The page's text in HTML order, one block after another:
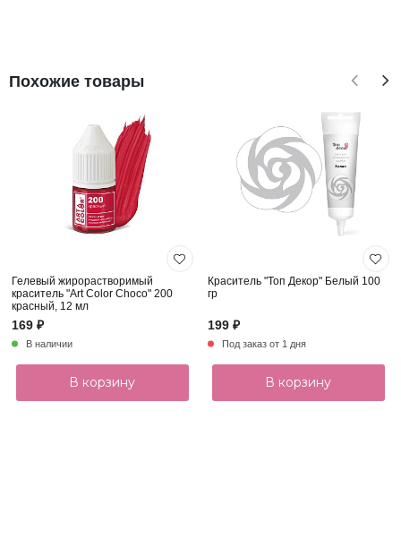
Похожие товары
Гелевый жирорастворимый
краситель "Art Color Choco" 200
красный, 12 мл
169 ₽
В наличии
В корзину
Краситель "Топ Декор" Белый 100
гр
199 ₽
Под заказ от 1 дня
В корзину